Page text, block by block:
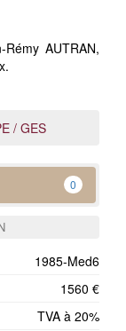
AUTRAN,
/ GES
0
1985-Med6
1560 €
TVA à 20%